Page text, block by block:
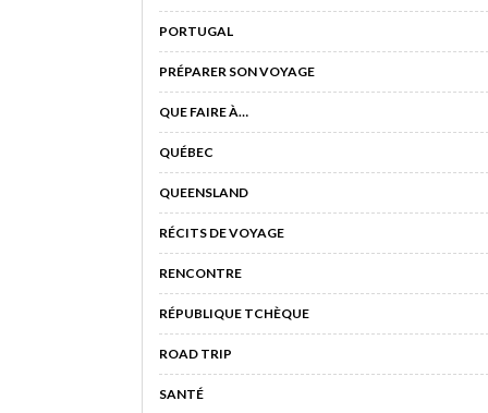
PORTUGAL
PRÉPARER SON VOYAGE
QUE FAIRE À…
QUÉBEC
QUEENSLAND
RÉCITS DE VOYAGE
RENCONTRE
RÉPUBLIQUE TCHÈQUE
ROAD TRIP
SANTÉ